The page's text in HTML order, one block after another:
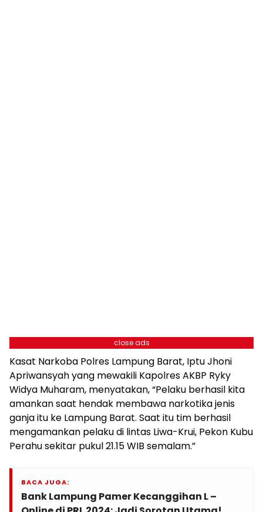
close ads
Kasat Narkoba Polres Lampung Barat, Iptu Jhoni
Apriwansyah yang mewakili Kapolres AKBP Ryky
Widya Muharam, menyatakan, “Pelaku berhasil kita
amankan saat hendak membawa narkotika jenis
ganja itu ke Lampung Barat. Saat itu tim berhasil
mengamankan pelaku di lintas Liwa-Krui, Pekon Kubu
Perahu sekitar pukul 21.15 WIB semalam.”
BACA JUGA:
Bank Lampung Pamer Kecanggihan L –